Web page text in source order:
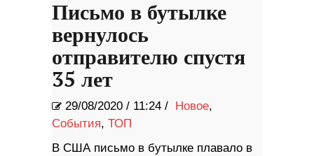
Письмо в бутылке
вернулось
отправителю спустя
35 лет
29/08/2020 / 11:24 / Новое,
События, ТОП
В США письмо в бутылке плавало в